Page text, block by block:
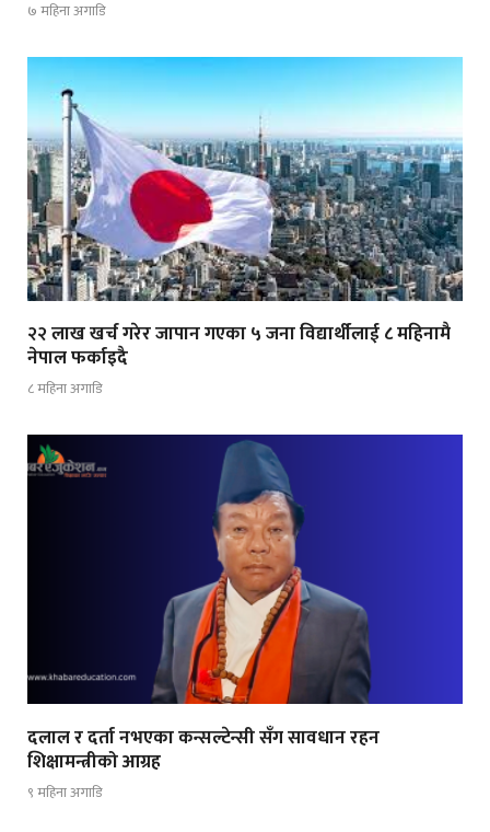
७ महिना अगाडि
२२ लाख खर्च गरेर जापान गएका ५ जना विद्यार्थीलाई ८ महिनामै
नेपाल फर्काइदै
८ महिना अगाडि
दलाल र दर्ता नभएका कन्सल्टेन्सी सँग सावधान रहन
शिक्षामन्त्रीको आग्रह
९ महिना अगाडि